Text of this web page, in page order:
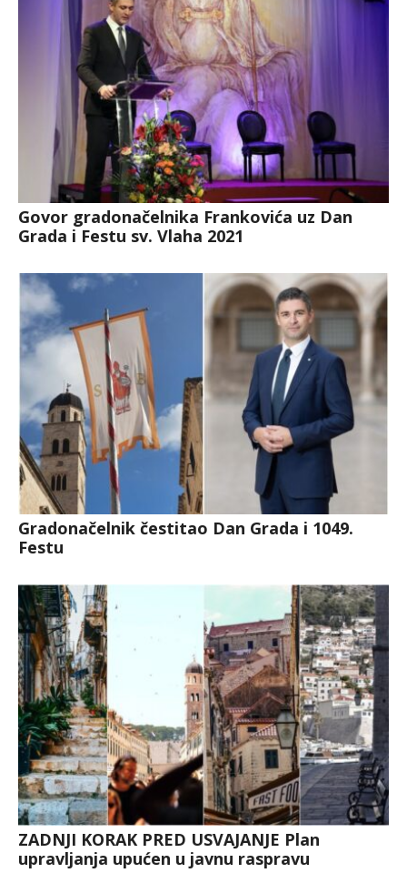
Govor gradonačelnika Frankovića uz Dan
Grada i Festu sv. Vlaha 2021
Gradonačelnik čestitao Dan Grada i 1049.
Festu
ZADNJI KORAK PRED USVAJANJE Plan
upravljanja upućen u javnu raspravu